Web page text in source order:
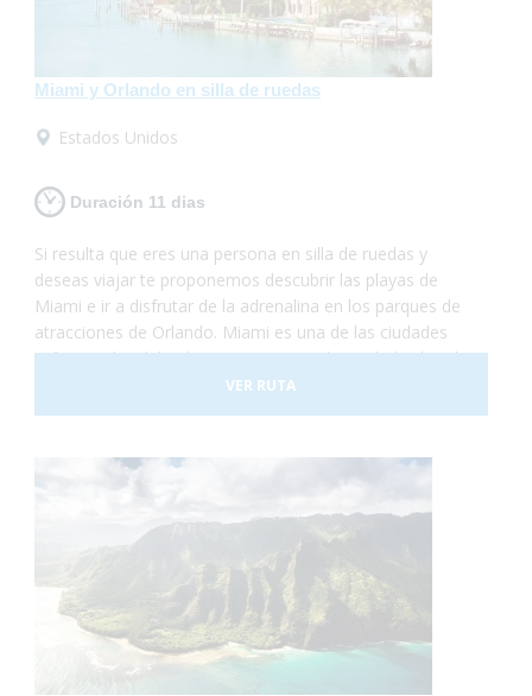
Miami y Orlando en silla de ruedas
Estados Unidos
Duración 11 dias
Si resulta que eres una persona en silla de ruedas y
deseas viajar te proponemos descubrir las playas de
Miami e ir a disfrutar de la adrenalina en los parques de
atracciones de Orlando. Miami es una de las ciudades
más grandes del país y con una gran diversidad cultural.
Se trata de un lugar de gran influencia
caribeña y hermosas playas mezclado con grandes
destinar unos días a descubrir la ciudad y sus lugares
característicos como la Pequeña Habana, el
Downtown, Bahía Vizcaína y al mismo tiempo conocer
las reservas naturales con muchas especies en peligro
de extinción. La segunda parte del viaje se desarrolla en
la ciudad de Orlando. ¡No lo dudes más y vete de
vacaciones a Miami y Orlando! Será una experiencia
increíble en la que no tendrás que preocuparte por
nada... ¡Sólo en disfrutar!
VER RUTA